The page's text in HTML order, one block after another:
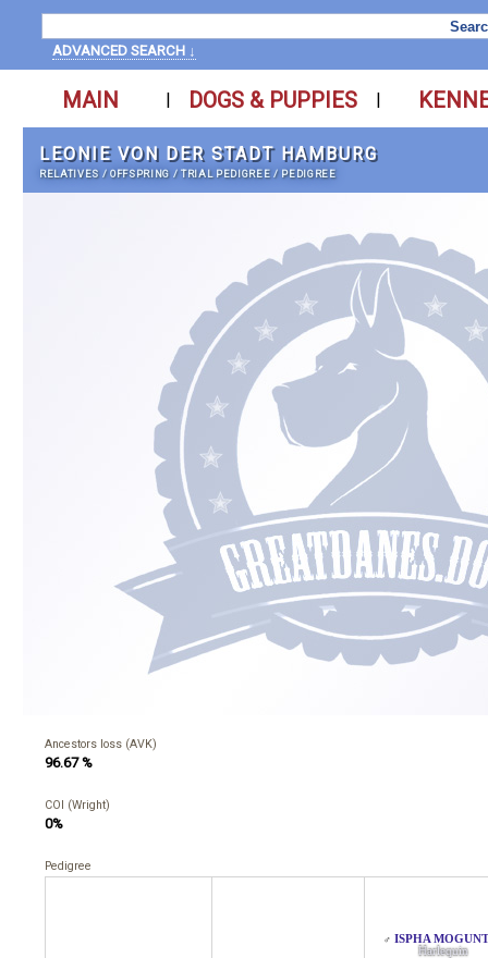
ADVANCED SEARCH ↓
MAIN | DOGS & PUPPIES |
LEONIE VON DER STADT HAMBURG
RELATIVES /OFFSPRING /TRIAL PEDIGREE / PEDIGREE
Ancestors loss (AVK)
96.67 %
COI (Wright)
0%
Pedigree
♂ ISPHA
Harlequin